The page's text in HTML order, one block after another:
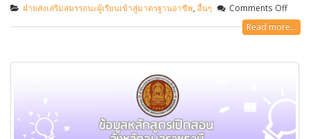
ฝ่ายส่งเสริมสมรรถนะผู้เรียนเข้าสู่มาตรฐานอาชีพ อื่นๆ Comments Off
Read more...